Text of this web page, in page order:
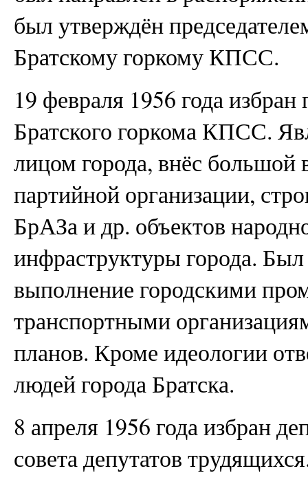
был утверждён
Братскому горкому КПСС.
19 февраля 1956 года
Братского горкома КПСС.
лицом города, внёс большой
партийной организации,
БрАЗа и др. объектов
инфраструктуры города.
выполнение городскими
транспортными
планов. Кроме идеологии
людей города Братска.
8 апреля 1956 года избран
совета депутатов